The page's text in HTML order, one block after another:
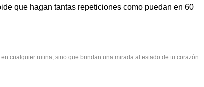
que hagan tantas repeticiones como puedan en 60
cualquier rutina, sino que brindan una mirada al estado de tu corazón.